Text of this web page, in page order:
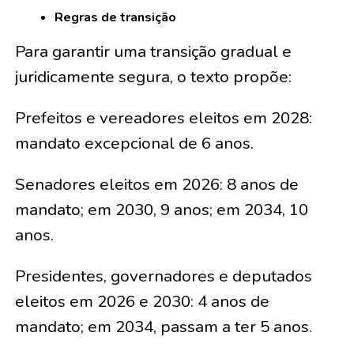
Regras de transição
Para garantir uma transição gradual e
juridicamente segura, o texto propõe:
Prefeitos e vereadores eleitos em 2028:
mandato excepcional de 6 anos.
Senadores eleitos em 2026: 8 anos de
mandato; em 2030, 9 anos; em 2034, 10
anos.
Presidentes, governadores e deputados
eleitos em 2026 e 2030: 4 anos de
mandato; em 2034, passam a ter 5 anos.